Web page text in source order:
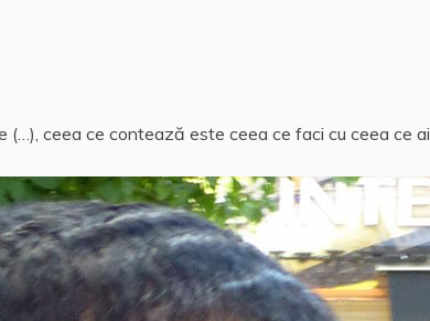
ceea ce contează este ceea ce faci cu ceea ce ai.